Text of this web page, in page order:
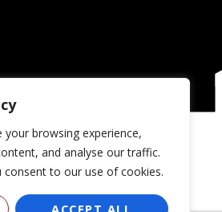
browsing experience,
and analyse our traffic.
consent to our use of cookies.
ACCEPT ALL